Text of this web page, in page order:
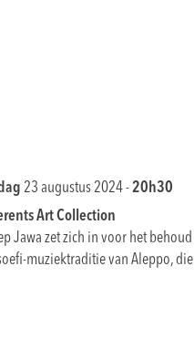
23 augustus 2024 -20h30
Art Collection
Jawa zet zich in voor het behoud
muziektraditie van Aleppo, die